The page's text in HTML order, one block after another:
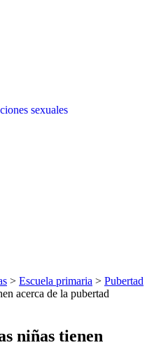
sexuales
> Escuela primaria > Pubertad
acerca de la pubertad
niñas tienen